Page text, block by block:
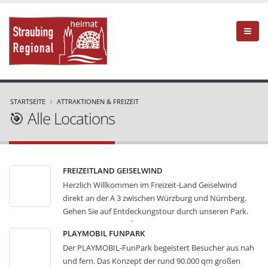
STARTSEITE ATTRAKTIONEN & FREIZEIT
🎯 Alle Locations
FREIZEITLAND GEISELWIND
Herzlich Willkommen im Freizeit-Land Geiselwind
direkt an der A 3 zwischen Würzburg und Nürnberg.
Gehen Sie auf Entdeckungstour durch unseren Park.
Auf über 400.000 m² erwartet Sie ein modernes
Freizeitunternehmen mit Attraktionen für die ganze
Familie. Die verschiedensten Fahrattraktionen für Groß
und Klein erwarten Sie in unserem Park. Ob
PLAYMOBIL FUNPARK
Der PLAYMOBIL-FunPark begeistert Besucher aus nah
und fern. Das Konzept der rund 90.000 qm großen